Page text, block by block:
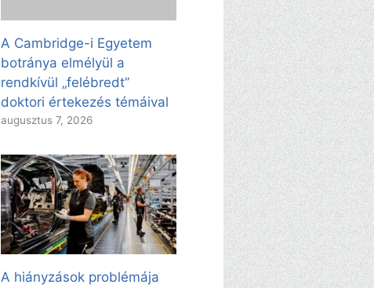
A Cambridge-i Egyetem
botránya elmélyül a
rendkívül „felébredt”
doktori értekezés témáival
augusztus 7, 2026
A hiányzások problémája